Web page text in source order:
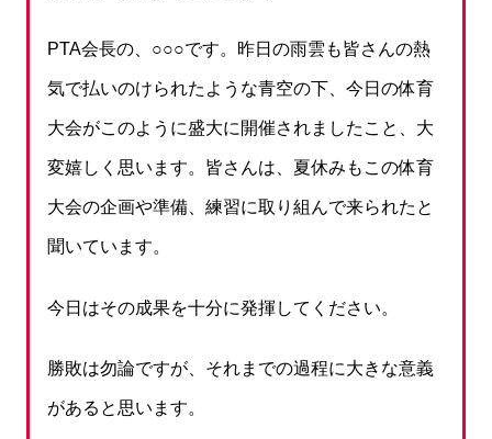
PTA会長の、○○○です。昨日の雨雲も皆さんの熱
気で払いのけられたような青空の下、今日の体育
大会がこのように盛大に開催されましたこと、大
変嬉しく思います。皆さんは、夏休みもこの体育
大会の企画や準備、練習に取り組んで来られたと
聞いています。
今日はその成果を十分に発揮してください。
勝敗は勿論ですが、それまでの過程に大きな意義
があると思います。